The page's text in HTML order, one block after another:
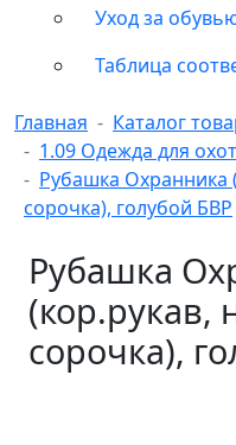
Уход за
Таблица
Главная Каталог
1.09 Одежда для
Рубашка Охранника
сорочка), голубой БВР
Рубашка
(кор.рукав,
сорочка),